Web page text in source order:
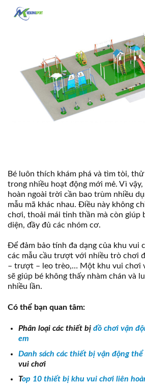
Bé luôn thích khám phá và tìm tòi,
trong nhiều hoạt động mới mẻ. Vì
hoàn ngoài trời cần bao trùm nhiều
mẫu mã khác nhau. Điều này không
chơi, thoải mái tinh thần mà còn giúp
diện, đầy đủ các nhóm cơ.
Để đảm bảo tính đa dạng của khu vui
các mẫu cầu trượt với nhiều trò chơi
– trượt – leo trèo,… Một khu vui chơi
sẽ giúp bé không thấy nhàm chán và
nhiều lần.
Có thể bạn quan tâm:
Phân loại các thiết bị đồ chơi vận
em
Danh sách các thiết bị vận động
vui chơi
Top 10 thiết bị khu vui chơi liên